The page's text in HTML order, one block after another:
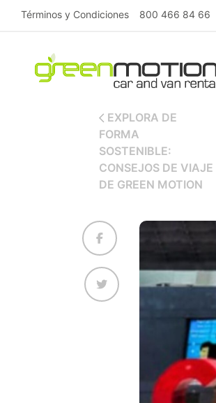
Términos y Condiciones 800 466 84 66
EXPLORA DE
FORMA
SOSTENIBLE:
CONSEJOS DE VIAJE
DE GREEN MOTION